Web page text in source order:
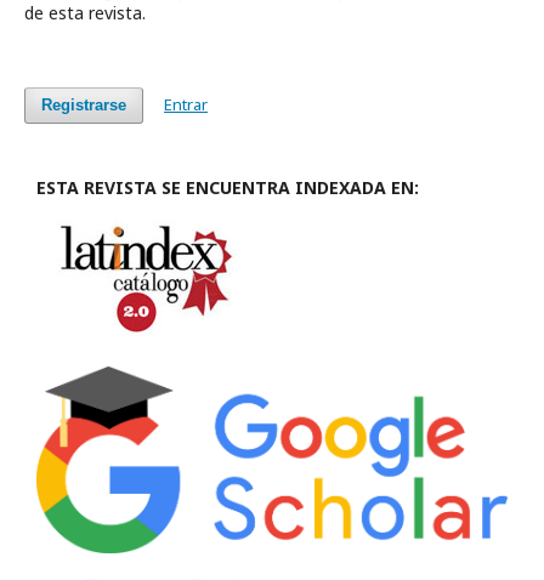
de esta revista.
Registrarse Entrar
ESTA REVISTA SE ENCUENTRA INDEXADA EN: